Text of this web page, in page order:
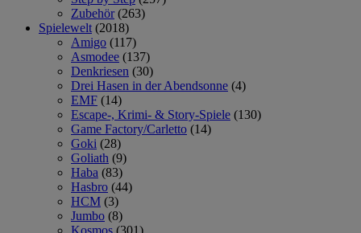
Zubehör (263)
Spielewelt (2018)
Amigo (117)
Asmodee (137)
Denkriesen (30)
Drei Hasen in der Abendsonne (4)
EMF (14)
Escape-, Krimi- & Story-Spiele (130)
Game Factory/Carletto (14)
Goki (28)
Goliath (9)
Haba (83)
Hasbro (44)
HCM (3)
Jumbo (8)
Kosmos (301)